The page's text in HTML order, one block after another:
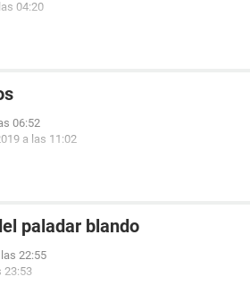
04:20
06:52
a las 11:02
paladar blando
22:55
23:53